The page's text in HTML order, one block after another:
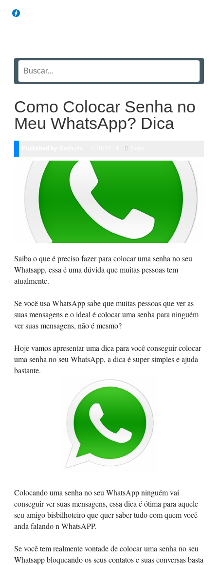
Como Colocar Senha no
Meu WhatsApp? Dica
Saiba o que é preciso fazer para colocar uma senha no seu
Whatsapp, essa é uma dúvida que muitas pessoas tem
atualmente.
Se você usa WhatsApp sabe que muitas pessoas que ver as
suas mensagens e o ideal é colocar uma senha para ninguém
ver suas mensagens, não é mesmo?
Hoje vamos apresentar uma dica para você conseguir colocar
uma senha no seu WhatsApp, a dica é super simples e ajuda
bastante.
Colocando uma senha no seu WhatsApp ninguém vai
conseguir ver suas mensagens, essa dica é ótima para aquele
seu amigo bisbilhoteiro que quer saber tudo com quem você
anda falando n WhatsAPP.
Se você tem realmente vontade de colocar uma senha no seu
Whatsapp bloqueando os seus contatos e suas conversas basta